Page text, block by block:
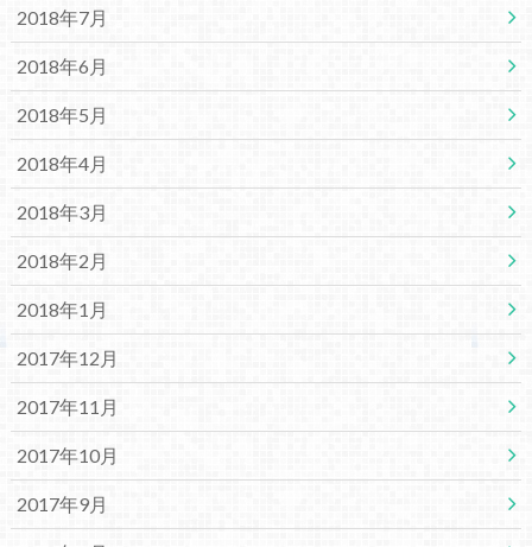
2018年7月
2018年6月
2018年5月
2018年4月
2018年3月
2018年2月
2018年1月
2017年12月
2017年11月
2017年10月
2017年9月